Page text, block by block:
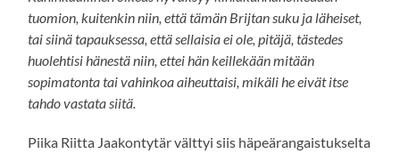
tuomion, kuitenkin niin, että tämän Brijtan suku ja läheiset,
tai siinä tapauksessa, että sellaisia ei ole, pitäjä, tästedes
huolehtisi hänestä niin, ettei hän keillekään mitään
sopimatonta tai vahinkoa aiheuttaisi, mikäli he eivät itse
tahdo vastata siitä.
Piika Riitta Jaakontytär välttyi siis häpeärangaistukselta